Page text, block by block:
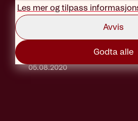
Les mer og tilpass
Avvis
Godta alle
listen
Tekst: Marius Solberg Anfinsen
05.08.2020